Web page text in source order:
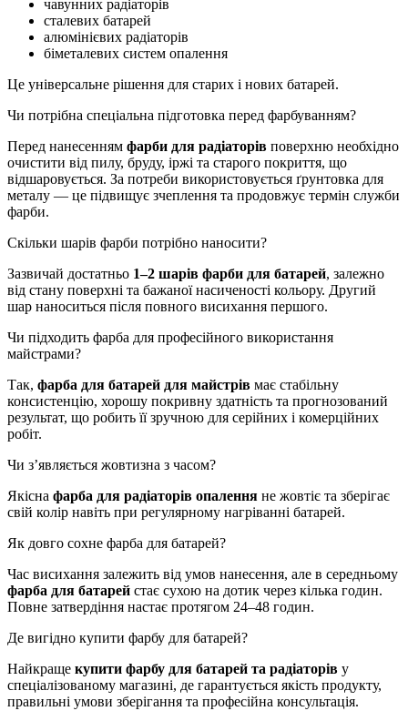
чавунних радіаторів
сталевих батарей
алюмінієвих радіаторів
біметалевих систем опалення
Це універсальне рішення для старих і нових батарей.
Чи потрібна спеціальна підготовка перед фарбуванням?
Перед нанесенням фарби для радіаторів поверхню необхідно
очистити від пилу, бруду, іржі та старого покриття, що
відшаровується. За потреби використовується ґрунтовка для
металу — це підвищує зчеплення та продовжує термін служби
фарби.
Скільки шарів фарби потрібно наносити?
Зазвичай достатньо 1–2 шарів фарби для батарей, залежно
від стану поверхні та бажаної насиченості кольору. Другий
шар наноситься після повного висихання першого.
Чи підходить фарба для професійного використання
майстрами?
Так, фарба для батарей для майстрів має стабільну
консистенцію, хорошу покривну здатність та прогнозований
результат, що робить її зручною для серійних і комерційних
робіт.
Чи з’являється жовтизна з часом?
Якісна фарба для радіаторів опалення не жовтіє та зберігає
свій колір навіть при регулярному нагріванні батарей.
Як довго сохне фарба для батарей?
Час висихання залежить від умов нанесення, але в середньому
фарба для батарей стає сухою на дотик через кілька годин.
Повне затвердіння настає протягом 24–48 годин.
Де вигідно купити фарбу для батарей?
Найкраще купити фарбу для батарей та радіаторів у
спеціалізованому магазині, де гарантується якість продукту,
правильні умови зберігання та професійна консультація.